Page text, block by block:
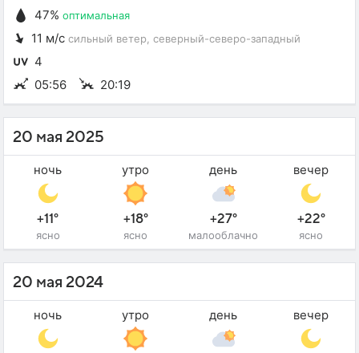
47% оптимальная
11 м/с сильный ветер , северный-северо-западный
4
05:56
20:19
20 мая 2025
ночь
+11°
ясно
утро
+18°
ясно
день
+27°
малооблачно
вечер
+22°
ясно
20 мая 2024
ночь утро день вечер